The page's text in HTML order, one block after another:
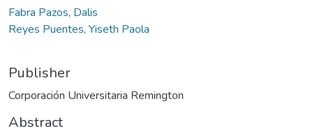
Fabra Pazos, Dalis
Reyes Puentes, Yiseth Paola
Publisher
Corporación Universitaria Remington
Abstract